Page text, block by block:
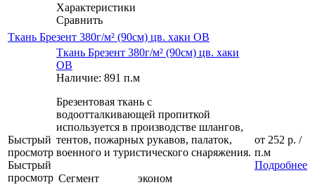
Характеристики
Сравнить
Ткань Брезент 380г/м² (90см) цв. хаки ОВ
Быстрый
просмотр
Быстрый
просмотр
Ткань Брезент 380г/м² (90см) цв. хаки
ОВ
Наличие: 891 п.м
Брезентовая ткань с
водоотталкивающей пропиткой
используется в производстве шлангов,
тентов, пожарных рукавов, палаток,
военного и туристического снаряжения.
Сегмент
эконом
от 252 р. /
п.м
Подробнее